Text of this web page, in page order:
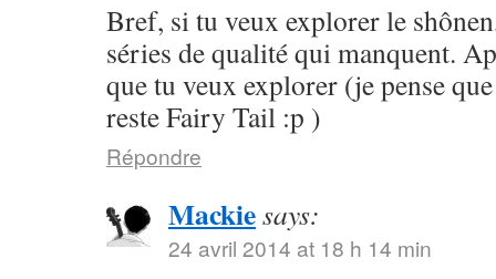
Bref, si tu veux explorer le
séries de qualité qui manquent.
que tu veux explorer (je pense
reste Fairy Tail :p )
Répondre
Mackiesays:
24 avril 2014 at 18 h 14 min